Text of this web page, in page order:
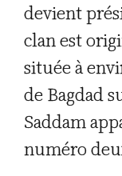
devient
clan est
située à
de Bagdad
Saddam
numéro